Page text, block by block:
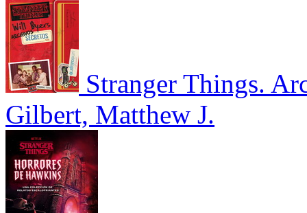
Stranger Things.
Gilbert, Matthew J.